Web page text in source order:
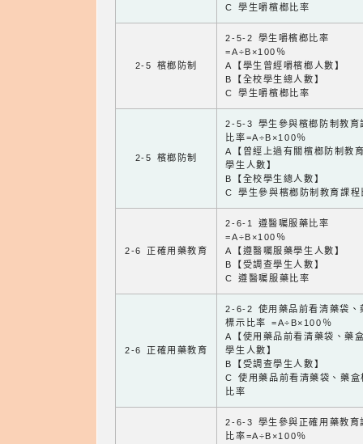
C 學生嚼檳榔比率
2-5 檳榔防制
2-5-2 學生嚼檳榔比率
=A÷B×100％
A【學生曾經嚼檳榔人數】
B【全校學生總人數】
C 學生嚼檳榔比率
2-5 檳榔防制
2-5-3 學生參與檳榔防制教育
比率=A÷B×100％
A【曾經上過有關檳榔防制教
學生人數】
B【全校學生總人數】
C 學生參與檳榔防制教育課程
2-6 正確用藥教育
2-6-1 遵醫囑服藥比率
=A÷B×100％
A【遵醫囑服藥學生人數】
B【受調查學生人數】
C 遵醫囑服藥比率
2-6 正確用藥教育
2-6-2 使用藥品前看清藥袋、
標示比率 =A÷B×100％
A【使用藥品前看清藥袋、藥
學生人數】
B【受調查學生人數】
C 使用藥品前看清藥袋、藥盒
比率
2-6-3 學生參與正確用藥教育
比率=A÷B×100％